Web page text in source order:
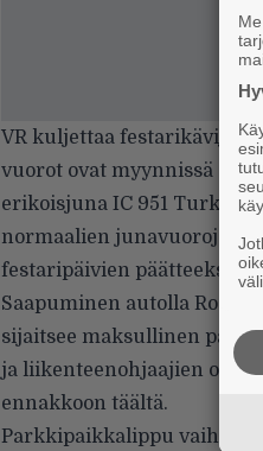
VR kuljettaa festarikävijät
vuorot ovat myynnissä
erikoisjuna IC 951 Turkuun
normaalien junavuorojen
festaripäivien päätteeksi
Saapuminen autolla
sijaitsee maksullinen
ja liikenteenohjaajien
ennakkoon täältä.
Parkkipaikkalippu